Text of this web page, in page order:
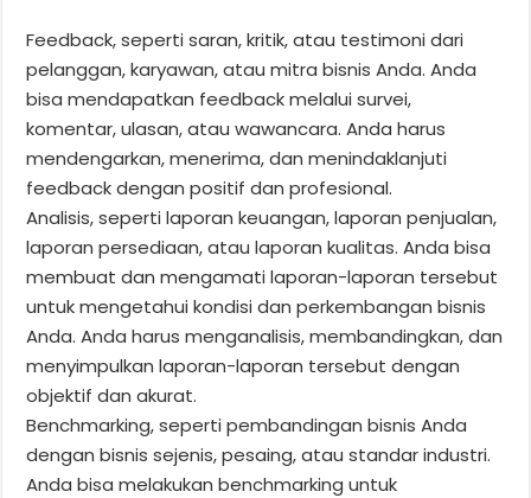
Feedback, seperti saran, kritik, atau testimoni dari
pelanggan, karyawan, atau mitra bisnis Anda. Anda
bisa mendapatkan feedback melalui survei,
komentar, ulasan, atau wawancara. Anda harus
mendengarkan, menerima, dan menindaklanjuti
feedback dengan positif dan profesional.
Analisis, seperti laporan keuangan, laporan penjualan,
laporan persediaan, atau laporan kualitas. Anda bisa
membuat dan mengamati laporan-laporan tersebut
untuk mengetahui kondisi dan perkembangan bisnis
Anda. Anda harus menganalisis, membandingkan, dan
menyimpulkan laporan-laporan tersebut dengan
objektif dan akurat.
Benchmarking, seperti pembandingan bisnis Anda
dengan bisnis sejenis, pesaing, atau standar industri.
Anda bisa melakukan benchmarking untuk